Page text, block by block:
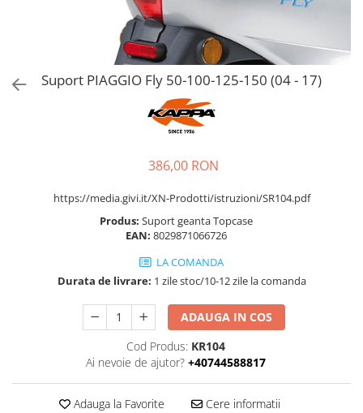
Suport PIAGGIO Fly 50-100-125-150 (04 - 17)
386,00 RON
https://media.givi.it/XN-Prodotti/istruzioni/SR104.pdf
Produs: Suport geanta Topcase
EAN: 8029871066726
LA COMANDA
Durata de livrare: 1 zile stoc/10-12 zile la comanda
ADAUGA IN COS
Cod Produs: KR104
Ai nevoie de ajutor? +40744588817
Adauga la Favorite Cere informatii